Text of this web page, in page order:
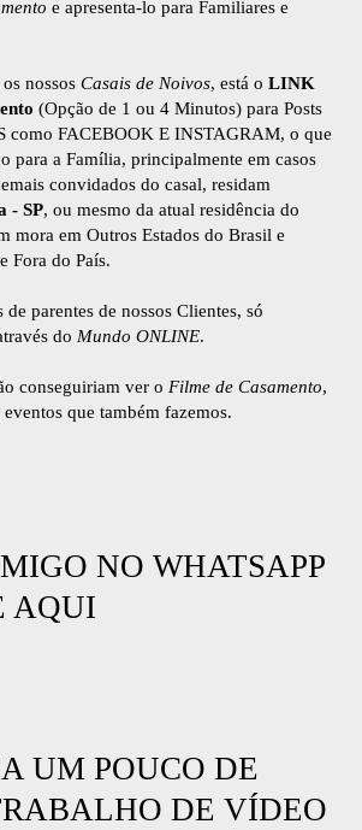
e apresenta-lo para Familiares e
nossos Casais de Noivos, está o LINK
(Opção de 1 ou 4 Minutos) para Posts
como FACEBOOK E INSTAGRAM, o que
para a Família, principalmente em casos
convidados do casal, residam
- SP, ou mesmo da atual residência do
mora em Outros Estados do Brasil e
Fora do País.
de parentes de nossos Clientes, só
do Mundo ONLINE.
conseguiriam ver o Filme de Casamento,
que também fazemos.
NO WHATSAPP
AQUI
UM POUCO DE
DE VÍDEO